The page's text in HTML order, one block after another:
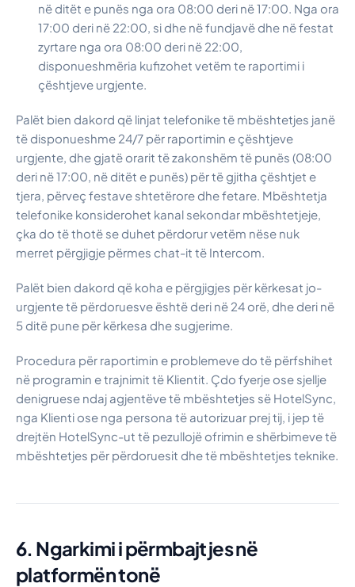
në ditët e punës nga ora 08:00 deri në 17:00. Nga ora
17:00 deri në 22:00, si dhe në fundjavë dhe në festat
zyrtare nga ora 08:00 deri në 22:00,
disponueshmëria kufizohet vetëm te raportimi i
çështjeve urgjente.
Palët bien dakord që linjat telefonike të mbështetjes janë
të disponueshme 24/7 për raportimin e çështjeve
urgjente, dhe gjatë orarit të zakonshëm të punës (08:00
deri në 17:00, në ditët e punës) për të gjitha çështjet e
tjera, përveç festave shtetërore dhe fetare. Mbështetja
telefonike konsiderohet kanal sekondar mbështetjeje,
çka do të thotë se duhet përdorur vetëm nëse nuk
merret përgjigje përmes chat-it të Intercom.
Palët bien dakord që koha e përgjigjes për kërkesat jo-
urgjente të përdoruesve është deri në 24 orë, dhe deri në
5 ditë pune për kërkesa dhe sugjerime.
Procedura për raportimin e problemeve do të përfshihet
në programin e trajnimit të Klientit. Çdo fyerje ose sjellje
denigruese ndaj agjentëve të mbështetjes së HotelSync,
nga Klienti ose nga persona të autorizuar prej tij, i jep të
drejtën HotelSync-ut të pezullojë ofrimin e shërbimeve të
mbështetjes për përdoruesit dhe të mbështetjes teknike.
6. Ngarkimi i përmbajtjes në
platformën tonë